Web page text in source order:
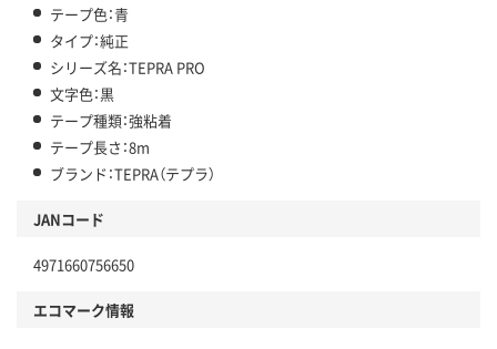
テープ色：青
タイプ：純正
シリーズ名：TEPRA PRO
文字色：黒
テープ種類：強粘着
テープ長さ：8m
ブランド：TEPRA（テプラ）
JANコード
4971660756650
エコマーク情報